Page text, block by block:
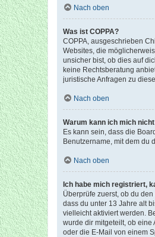
Nach oben
Was ist COPPA?
COPPA, ausgeschrieben
Websites, die
unsicher bist, ob dies auf
keine Rechtsberatung
juristische Anfragen zu
Nach oben
Warum kann ich mich
Es kann sein, dass die
Benutzername, mit dem du
Nach oben
Ich habe mich registriert,
Überprüfe zuerst, ob du
dass du unter 13 Jahre alt
vielleicht aktiviert werden.
wurde dir mitgeteilt, ob eine
oder die E-Mail von einem